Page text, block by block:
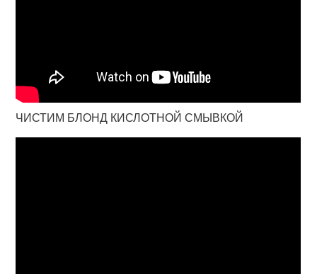
ЧИСТИМ БЛОНД КИСЛОТНОЙ СМЫВКОЙ